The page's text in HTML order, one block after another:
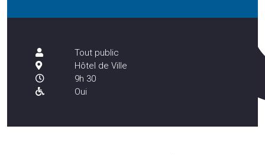
Tout public
Hôtel de Ville
9h 30
Oui